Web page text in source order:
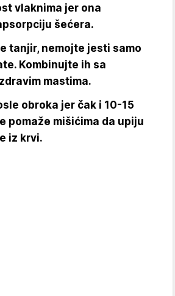
vlaknima jer ona
šećera.
tanjir, nemojte jesti samo
Kombinujte ih sa
mastima.
obroka jer čak i 10-15
pomaže mišićima da upiju
iz krvi.